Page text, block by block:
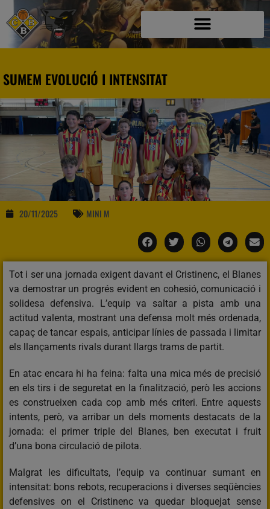
SUMEM EVOLUCIÓ I INTENSITAT
20/11/2025 MINI M
Tot i ser una jornada exigent davant el Cristinenc, el Blanes
va demostrar un progrés evident en cohesió, comunicació i
solidesa defensiva. L’equip va saltar a pista amb una
actitud valenta, mostrant una defensa molt més ordenada,
capaç de tancar espais, anticipar línies de passada i limitar
els llançaments rivals durant llargs trams de partit.
En atac encara hi ha feina: falta una mica més de precisió
en els tirs i de seguretat en la finalització, però les accions
es construeixen cada cop amb més criteri. Entre aquests
intents, però, va arribar un dels moments destacats de la
jornada: el primer triple del Blanes, ben executat i fruit
d’una bona circulació de pilota.
Malgrat les dificultats, l’equip va continuar sumant en
intensitat: bons rebots, recuperacions i diverses seqüències
defensives on el Cristinenc va quedar bloquejat sense